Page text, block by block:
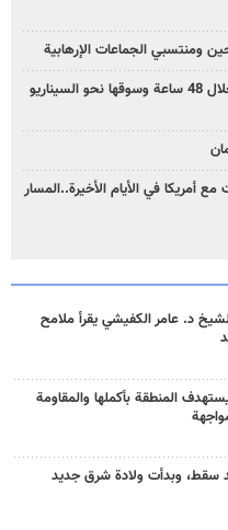
بزشكيان: خططوا لإسقاط إيران خلال 48 ساعة وسوقها نحو السيناريو
أمريكا في الأيام الأخيرة..المسار
د. عامر الكفيشي يقرأ ملامح
المنطقة بأكملها والمقاومة
سقط، وبدأت ولادة شرق جديد